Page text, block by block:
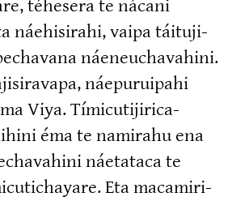
náehisirahi, vaipa táituji­
náeneucha­vahini.
náepuruipahi
Viya. Tímicu­ti­ji­ri­ca­
éma te namirahu ena
náetataca te
Eta macami­ri­